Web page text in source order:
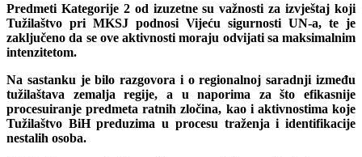
Predmeti Kategorije 2 od izuzetne su važnosti za izvještaj koji
Tužilaštvo pri MKSJ podnosi Vijeću sigurnosti UN-a, te je
zaključeno da se ove aktivnosti moraju odvijati sa maksimalnim
intenzitetom.
Na sastanku je bilo razgovora i o regionalnoj saradnji između
tužilaštava zemalja regije, a u naporima za što efikasnije
procesuiranje predmeta ratnih zločina, kao i aktivnostima koje
Tužilaštvo BiH preduzima u procesu traženja i identifikacije
nestalih osoba.